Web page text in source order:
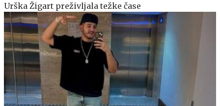
Urška Žigart preživljala težke čase